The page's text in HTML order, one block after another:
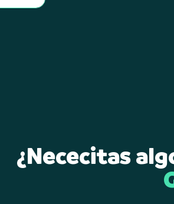
¿Nececitas